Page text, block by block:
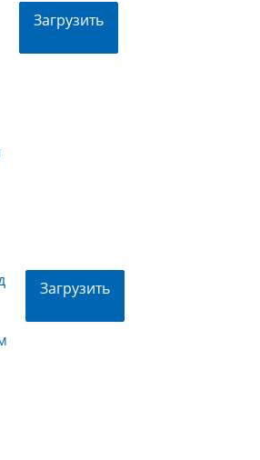
Загрузить
Загрузить